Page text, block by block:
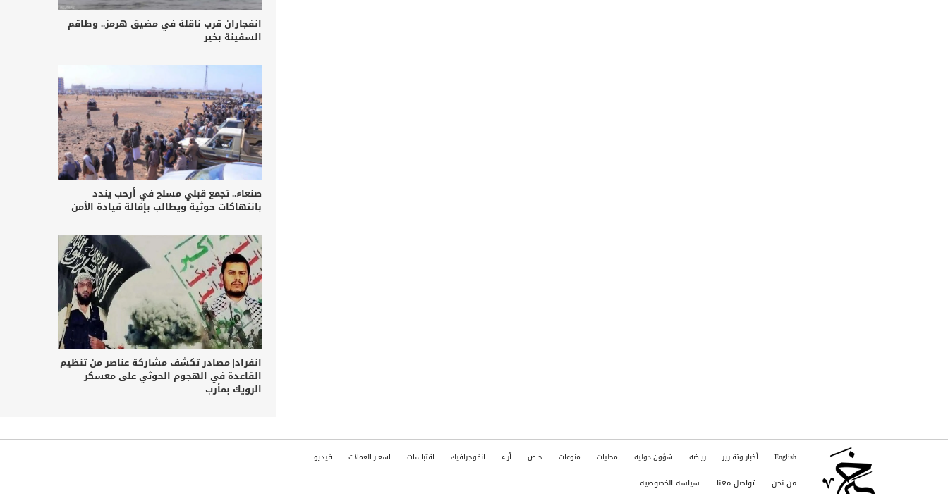
انفجاران قرب ناقلة في مضيق هرمز.. وطاقم
السفينة بخير
صنعاء.. تجمع قبلي مسلح في أرحب يندد
بانتهاكات حوثية ويطالب بإقالة قيادة الأمن
انفراد| مصادر تكشف مشاركة عناصر من تنظيم
القاعدة في الهجوم الحوثي على معسكر
الرويك بمأرب
English أخبار وتقارير رياضة شؤون دولية محليات منوعات خاص آراء انفوجرافيك اقتباسات اسعار العملات فيديو
من نحن تواصل معنا سياسة الخصوصية